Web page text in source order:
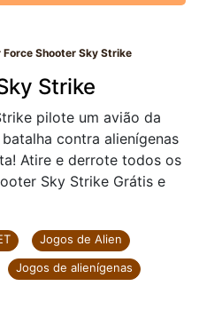
Force Shooter Sky Strike
Strike
pilote um avião da
contra alienígenas
Atire e derrote todos os
Sky Strike Grátis e
Jogos de Alien
Jogos de alienígenas